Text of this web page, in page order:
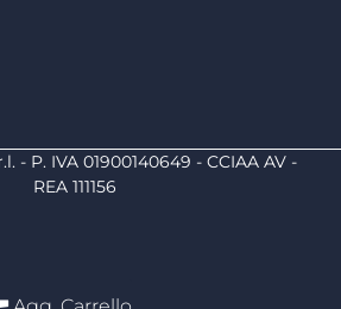
- P. IVA 01900140649 - CCIAA AV -
REA 111156